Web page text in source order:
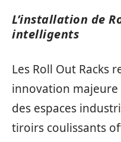
L’installation de
intelligents
Les Roll Out Racks
innovation majeure
des espaces
tiroirs coulissants